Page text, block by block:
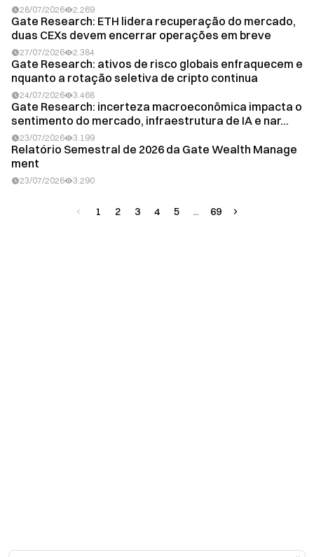
28/07/2026 2.269
Gate Research: ETH lidera recuperação do mercado,
duas CEXs devem encerrar operações em breve
27/07/2026 2.384
Gate Research: ativos de risco globais enfraquecem e
nquanto a rotação seletiva de cripto continua
24/07/2026 3.468
Gate Research: incerteza macroeconômica impacta o
sentimento do mercado, infraestrutura de IA e nar...
23/07/2026 3.199
Relatório Semestral de 2026 da Gate Wealth Manage
ment
23/07/2026 3.290
1 2 3 4 5 69